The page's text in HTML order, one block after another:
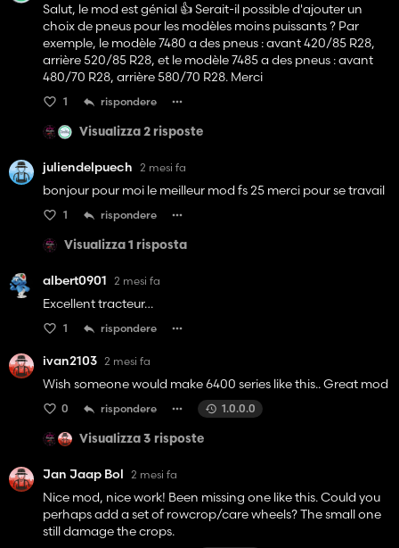
Salut, le mod est génial 👍 Serait-il possible d'ajouter un
choix de pneus pour les modèles moins puissants ? Par
exemple, le modèle 7480 a des pneus : avant 420/85 R28,
arrière 520/85 R28, et le modèle 7485 a des pneus : avant
480/70 R28, arrière 580/70 R28. Merci
1 rispondere
Visualizza 2 risposte
juliendelpuech 2 mesi fa
bonjour pour moi le meilleur mod fs 25 merci pour se travail
1 rispondere
Visualizza 1 risposta
albert0901 2 mesi fa
Excellent tracteur…
1 rispondere
ivan2103 2 mesi fa
Wish someone would make 6400 series like this.. Great mod
0 rispondere 1.0.0.0
Visualizza 3 risposte
Jan Jaap Bol 2 mesi fa
Nice mod, nice work! Been missing one like this. Could you
perhaps add a set of rowcrop/care wheels? The small one
still damage the crops.